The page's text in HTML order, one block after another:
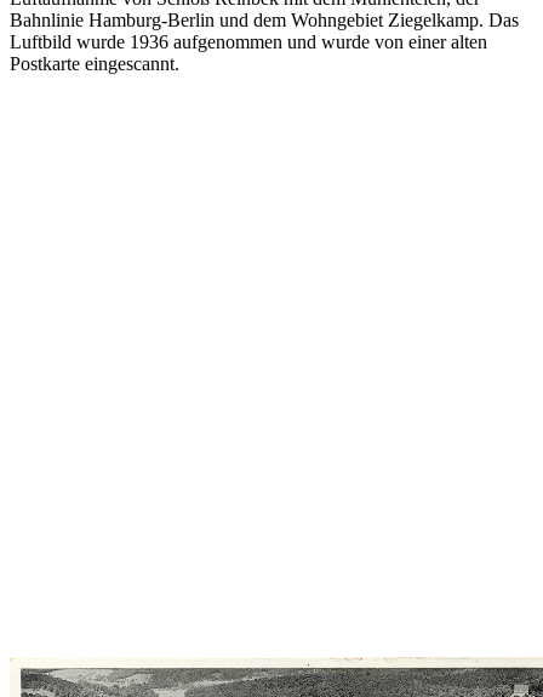
Bahnlinie Hamburg-Berlin und dem Wohngebiet Ziegelkamp. Das
Luftbild wurde 1936 aufgenommen und wurde von einer alten
Postkarte eingescannt.